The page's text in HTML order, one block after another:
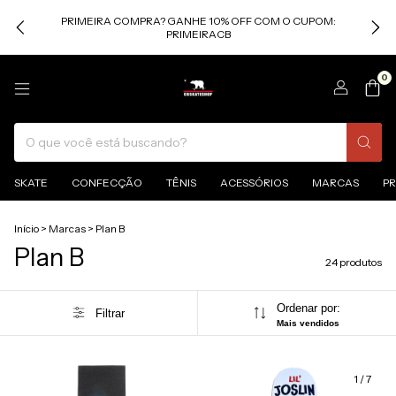
PRIMEIRA COMPRA? GANHE 10% OFF COM O CUPOM:
PRIMEIRACB
0
SKATE CONFECÇÃO TÊNIS ACESSÓRIOS MARCAS
Início > Marcas > Plan B
Plan B 24 produtos
Filtrar Ordenar por:
Mais vendidos
1 /7